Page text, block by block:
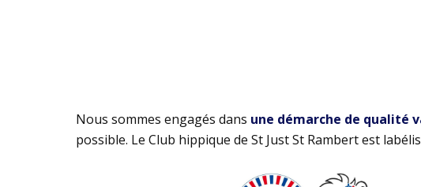
Nous sommes engagés dans une démarche de qualité
possible. Le Club hippique de St Just St Rambert est